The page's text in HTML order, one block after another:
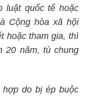
luật quốc tế hoặc
Cộng hòa xã hội
hoặc tham gia, thì
20 năm, tù chung
do bị ép buộc